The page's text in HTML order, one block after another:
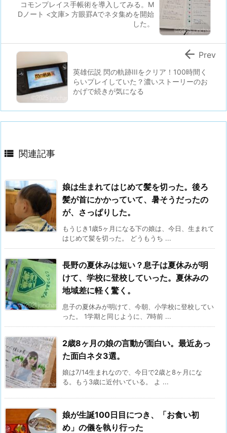
コモンプレイス手帳術を導入してみる。M
Dノート <文庫> 方眼罫Aでネタ集めを開始
した。
英雄伝説 閃の軌跡IIIをクリア！100時間く
らいプレイしていた？濃いストーリーのお
かげで続きが気になる
 Prev
 関連記事
娘は生まれてはじめて髪を切った。後ろ
髪が首にかかっていて、暑そうだったの
が、さっぱりした。
もうじき1歳5ヶ月になる下の娘は、今日、生まれて
はじめて髪を切った。 どうもうち ...
長野の夏休みは短い？息子は夏休みが明
けて、学校に登校していった。夏休みの
地域差に軽く驚く。
息子の夏休みが明けて、今朝、小学校に登校してい
った。 1学期と同じように、7時前 ...
2歳8ヶ月の娘の言動が面白い。最近あっ
た面白ネタ3選。
娘は7/14生まれなので、今日で2歳と8ヶ月にな
る。もう3歳に近付いている。 よ ...
娘が生誕100日目につき、「お食い初
め」の儀を執り行った